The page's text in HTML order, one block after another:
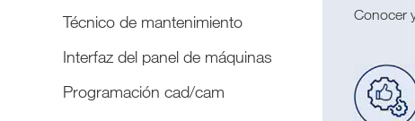
Técnico de mantenimiento
Interfaz del panel de máquinas
Programación cad/cam
Conocer